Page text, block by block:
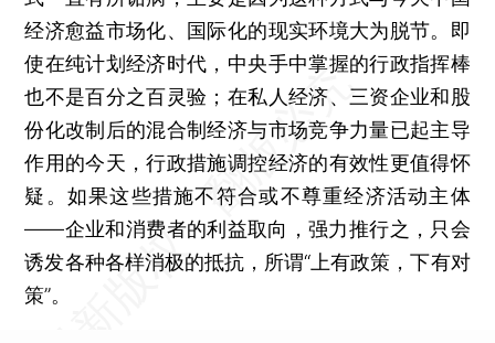
经济愈益市场化、国际化的现实环境大为脱节。即
使在纯计划经济时代，中央手中掌握的行政指挥棒
也不是百分之百灵验；在私人经济、三资企业和股
份化改制后的混合制经济与市场竞争力量已起主导
作用的今天，行政措施调控经济的有效性更值得怀
疑。如果这些措施不符合或不尊重经济活动主体
——企业和消费者的利益取向，强力推行之，只会
诱发各种各样消极的抵抗，所谓“上有政策，下有对
策”。